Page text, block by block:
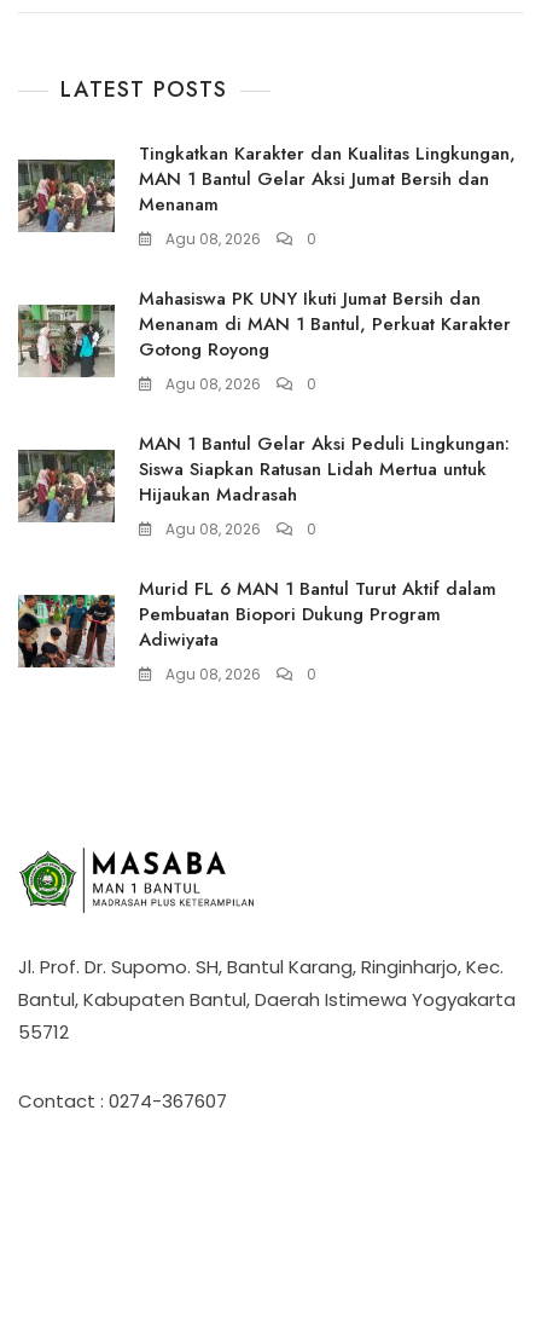
LATEST POSTS
Tingkatkan Karakter dan Kualitas Lingkungan,
MAN 1 Bantul Gelar Aksi Jumat Bersih dan
Menanam
Agu 08, 2026 0
Mahasiswa PK UNY Ikuti Jumat Bersih dan
Menanam di MAN 1 Bantul, Perkuat Karakter
Gotong Royong
Agu 08, 2026 0
MAN 1 Bantul Gelar Aksi Peduli Lingkungan:
Siswa Siapkan Ratusan Lidah Mertua untuk
Hijaukan Madrasah
Agu 08, 2026 0
Murid FL 6 MAN 1 Bantul Turut Aktif dalam
Pembuatan Biopori Dukung Program
Adiwiyata
Agu 08, 2026 0
Jl. Prof. Dr. Supomo. SH, Bantul Karang, Ringinharjo, Kec.
Bantul, Kabupaten Bantul, Daerah Istimewa Yogyakarta
55712
Contact : 0274-367607